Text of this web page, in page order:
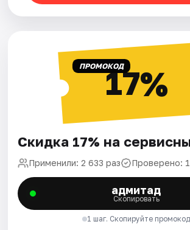
ПРОМОКОД17%
Скидка 17% на
Применили: 2 633 раз Проверено:
адмитад
Скопировать
1 шаг. Скопируйте промокод